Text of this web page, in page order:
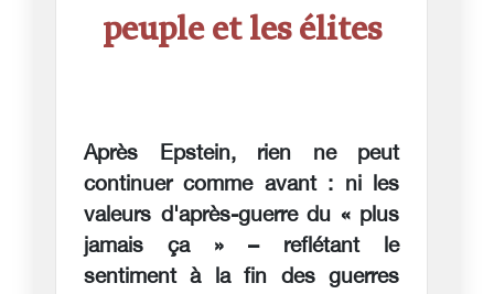
peuple et les élites
Après Epstein, rien ne peut
continuer comme avant : ni les
valeurs d'après-guerre du « plus
jamais ça » – reflétant le
sentiment à la fin des guerres